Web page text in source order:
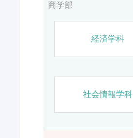
商学部
経済学科
社会情報学科